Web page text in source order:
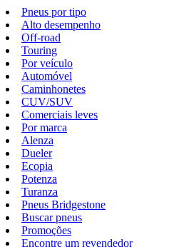
Pneus por tipo
Alto desempenho
Off-road
Touring
Por veículo
Automóvel
Caminhonetes
CUV/SUV
Comerciais leves
Por marca
Alenza
Dueler
Ecopia
Potenza
Turanza
Pneus Bridgestone
Buscar pneus
Promoções
Encontre um revendedor